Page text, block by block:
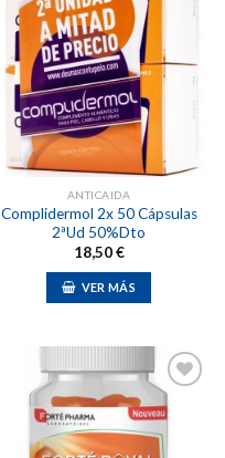
Añadir
a la
lista de
ANTICAIDA
Complidermol 2x 50 Cápsulas
2ªUd 50%Dto
18,50€
VER MÁS
Añadir